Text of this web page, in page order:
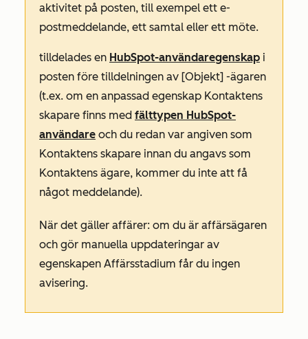
aktivitet på posten, till exempel ett e-
postmeddelande, ett samtal eller ett möte.
tilldelades en HubSpot-användaregenskap i
posten före tilldelningen av [Objekt] -ägaren
(t.ex. om en anpassad egenskap Kontaktens
skapare finns med fälttypen HubSpot-
användare och du redan var angiven som
Kontaktens skapare innan du angavs som
Kontaktens ägare, kommer du inte att få
något meddelande).
När det gäller affärer: om du är affärsägaren
och gör manuella uppdateringar av
egenskapen Affärsstadium får du ingen
avisering.